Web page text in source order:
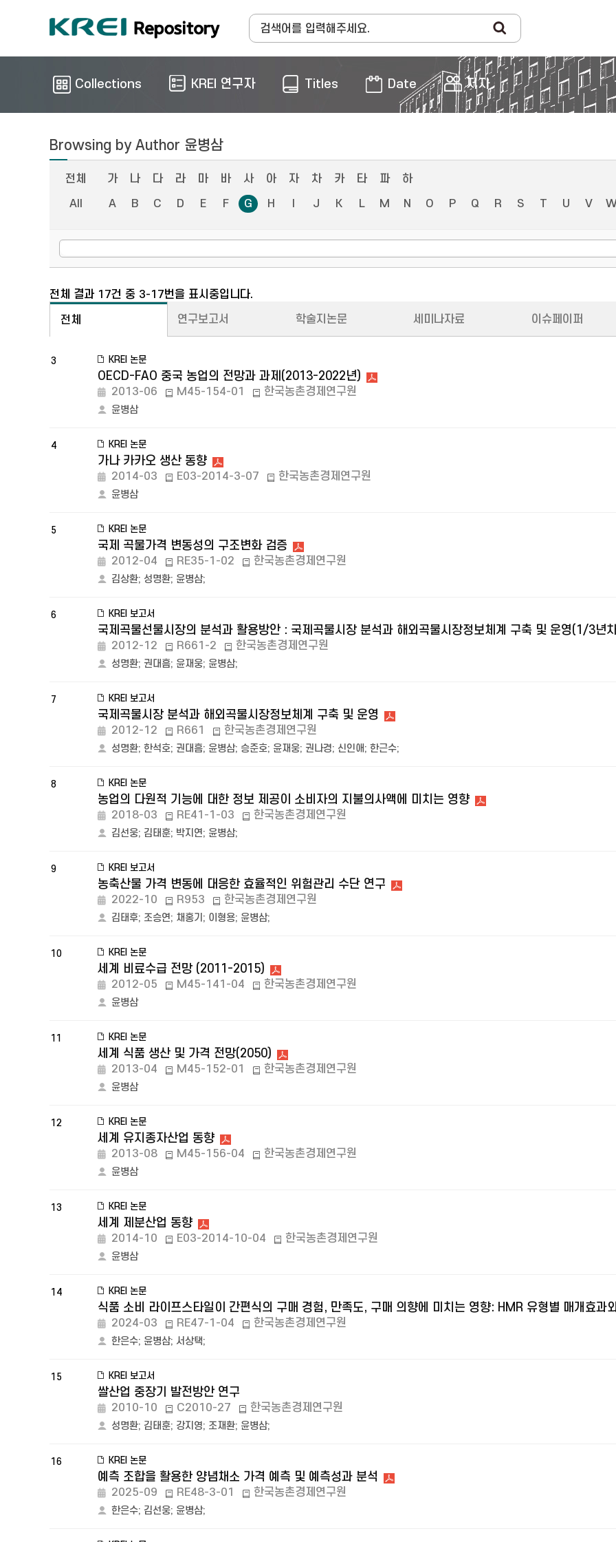
Collections KREI 연구자 Titles Date 저자
Browsing by Author 윤병삼
전체 가 나 다 라 마 바 사 아 자 차 카 타 파
하
All
A B C D E F G H J K L M N O P Q R S T U V
전체 결과 17건 중 3-17번을 표시중입니다.
전체 연구보고서 학술지논문 세미나자료 이슈페이퍼
3 KREI 논문
OECD-FAO 중국 농업의 전망과 과제(2013-2022년)
2013-06 M45-154-01 한국농촌경제연구원
윤병삼
4 KREI 논문
가나 카카오 생산 동향
2014-03 E03-2014-3-07 한국농촌경제연구원
윤병삼
5 KREI 논문
국제 곡물가격 변동성의 구조변화 검증
2012-04 RE35-1-02 한국농촌경제연구원
김상환; 성명환; 윤병삼;
6 KREI 보고서
국제곡물선물시장의 분석과 활용방안 : 국제곡물시장 분석과 해외곡물시장정보체계 구축 및 운영(1/3년
2012-12 R661-2 한국농촌경제연구원
성명환; 권대흠; 윤재웅; 윤병삼;
7 KREI 보고서
국제곡물시장 분석과 해외곡물시장정보체계 구축 및 운영
2012-12 R661 한국농촌경제연구원
성명환; 한석호; 권대흠; 윤병삼; 승준호; 윤재웅; 권나경; 신인애; 한근수;
8 KREI 논문
농업의 다원적 기능에 대한 정보 제공이 소비자의 지불의사액에 미치는 영향
2018-03 RE41-1-03 한국농촌경제연구원
김선웅; 김태훈; 박지연; 윤병삼;
9 KREI 보고서
농축산물 가격 변동에 대응한 효율적인 위험관리 수단 연구
2022-10 R953 한국농촌경제연구원
김태후; 조승연; 채홍기 ; 이형용; 윤병삼;
10 KREI 논문
세계 비료수급 전망 (2011-2015)
2012-05 M45-141-04 한국농촌경제연구원
윤병삼
11 KREI 논문
세계 식품 생산 및 가격 전망(2050)
2013-04 M45-152-01 한국농촌경제연구원
윤병삼
12 KREI 논문
세계 유지종자산업 동향
2013-08 M45-156-04 한국농촌경제연구원
윤병삼
13 KREI 논문
세계 제분산업 동향
2014-10 E03-2014-10-04 한국농촌경제연구원
윤병삼
14 KREI 논문
식품 소비 라이프스타일이 간편식의 구매 경험, 만족도, 구매 의향에 미치는 영향: HMR 유형별 매개효과
2024-03 RE47-1-04 한국농촌경제연구원
한은수; 윤병삼; 서상택;
15 KREI 보고서
쌀산업 중장기 발전방안 연구
2010-10 C2010-27 한국농촌경제연구원
성명환; 김태훈; 강지영; 조재환; 윤병삼;
16 KREI 논문
예측 조합을 활용한 양념채소 가격 예측 및 예측성과 분석
2025-09 RE48-3-01 한국농촌경제연구원
한은수; 김선웅; 윤병삼;